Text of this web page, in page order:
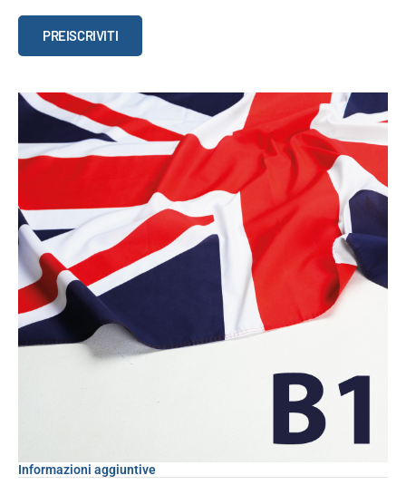
inglese
pre-
intermedio
quantità
PREISCRIVITI
Informazioni aggiuntive